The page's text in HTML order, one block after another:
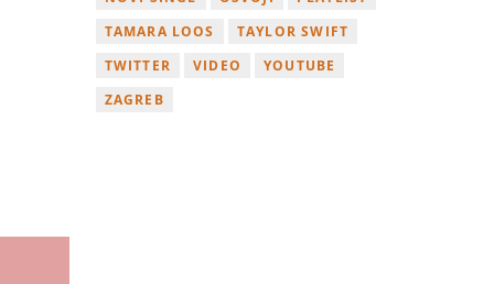
TAMARA LOOS
TAYLOR SWIFT
TWITTER
VIDEO
YOUTUBE
ZAGREB